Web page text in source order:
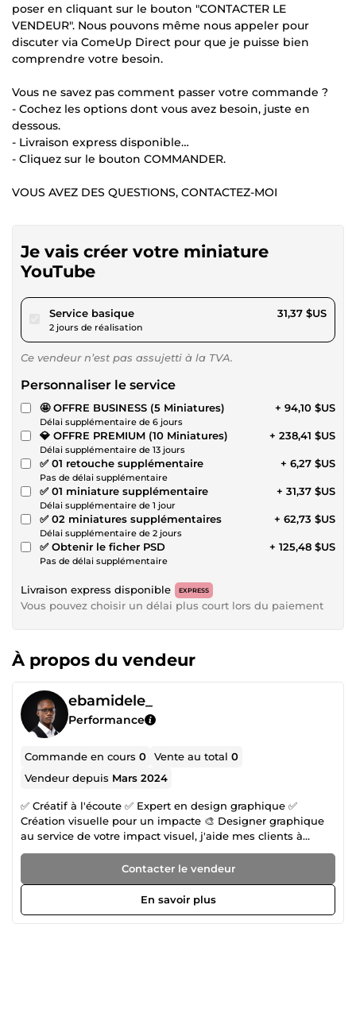
poser en cliquant sur le bouton "CONTACTER LE
VENDEUR". Nous pouvons même nous appeler pour
discuter via ComeUp Direct pour que je puisse bien
comprendre votre besoin.
Vous ne savez pas comment passer votre commande ?
- Cochez les options dont vous avez besoin, juste en
dessous.
- Livraison express disponible…
- Cliquez sur le bouton COMMANDER.
VOUS AVEZ DES QUESTIONS, CONTACTEZ-MOI
Je vais créer votre miniature
YouTube
Service basiquepour 28,91 $US
2 jours de réalisation
31,37 $US
Ce vendeur n’est pas assujetti à la TVA.
Personnaliser le service
🤩 OFFRE BUSINESS (5 Miniatures)
Délai supplémentaire de 6 jours
+ 94,10 $US
💎 OFFRE PREMIUM (10 Miniatures)
Délai supplémentaire de 13 jours
+ 238,41 $US
✅ 01 retouche supplémentaire
Pas de délai supplémentaire
+ 6,27 $US
✅ 01 miniature supplémentaire
Délai supplémentaire de 1 jour
+ 31,37 $US
✅ 02 miniatures supplémentaires
Délai supplémentaire de 2 jours
+ 62,73 $US
✅ Obtenir le ficher PSD
Pas de délai supplémentaire
+ 125,48 $US
Livraison express disponible EXPRESS
Vous pouvez choisir un délai plus court lors du paiement
À propos du vendeur
ebamidele_
Performance
Commande en cours0 Vente au total0
Vendeur depuis Mars 2024
✅ Créatif à l'écoute ✅ Expert en design graphique ✅
Création visuelle pour un impacte 🎨 Designer graphique
au service de votre impact visuel, j'aide mes clients à
marquer les esprits grâce à des supports de
communication qui captent l’attention et reflètent
fidèlement leur vision. Avec 3 ans d’expérience en
autodidacte et une maîtrise de la suite Adobe (Photoshop,
Illustrator, InDesign), je transforme chaque projet en un
Contacter le vendeur
En savoir plus